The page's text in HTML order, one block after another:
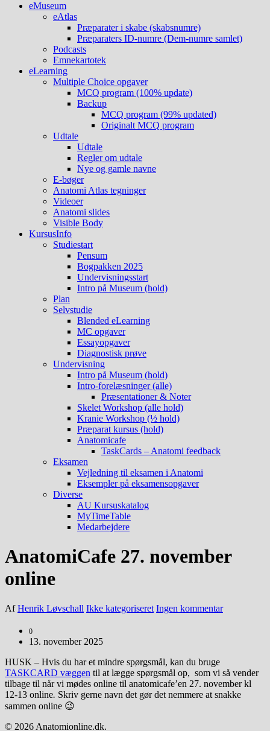
eMuseum
eAtlas
Præparater i skabe (skabsnumre)
Præparaters ID-numre (Dem-numre samlet)
Podcasts
Emnekartotek
eLearning
Multiple Choice opgaver
MCQ program (100% update)
Backup
MCQ program (99% updated)
Originalt MCQ program
Udtale
Udtale
Regler om udtale
Nye og gamle navne
E-bøger
Anatomi Atlas tegninger
Videoer
Anatomi slides
Visible Body
KursusInfo
Studiestart
Pensum
Bogpakken 2025
Undervisningsstart
Intro på Museum (hold)
Plan
Selvstudie
Blended eLearning
MC opgaver
Essayopgaver
Diagnostisk prøve
Undervisning
Intro på Museum (hold)
Intro-forelæsninger (alle)
Præsentationer & Noter
Skelet Workshop (alle hold)
Kranie Workshop (½ hold)
Præparat kursus (hold)
Anatomicafe
TaskCards – Anatomi feedback
Eksamen
Vejledning til eksamen i Anatomi
Eksempler på eksamensopgaver
Diverse
AU Kursuskatalog
MyTimeTable
Medarbejdere
AnatomiCafe 27. november
online
AfHenrik Løvschall Ikke kategoriseret Ingen kommentar
0
13. november 2025
HUSK – Hvis du har et mindre spørgsmål, kan du bruge
TASKCARD væggen til at lægge spørgsmål op, som vi så vender
tilbage til når vi mødes online til anatomicafe’en 27. november kl
12-13 online. Skriv gerne navn det gør det nemmere at snakke
sammen online 😉
© 2026 Anatomionline.dk.